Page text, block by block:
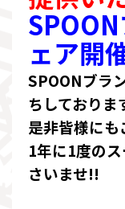
ェア開
SPOONブラ
ちしておりま
是非皆様に
1年に1度の
さいませ!!